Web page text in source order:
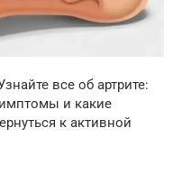
все об артрите:
и какие
к активной